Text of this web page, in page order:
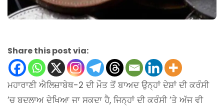
Share this post via:
ਮਹਾਰਾਣੀ ਐਲਿਜ਼ਾਬੇਥ-2 ਦੀ ਮੌਤ ਤੋਂ ਬਾਅਦ ਉਨ੍ਹਾਂ ਦੇਸ਼ਾਂ ਦੀ ਕਰੰਸੀ
‘ਚ ਬਦਲਾਅ ਦੇਖਿਆ ਜਾ ਸਕਦਾ ਹੈ, ਜਿਨ੍ਹਾਂ ਦੀ ਕਰੰਸੀ ‘ਤੇ ਅੱਜ ਵੀ